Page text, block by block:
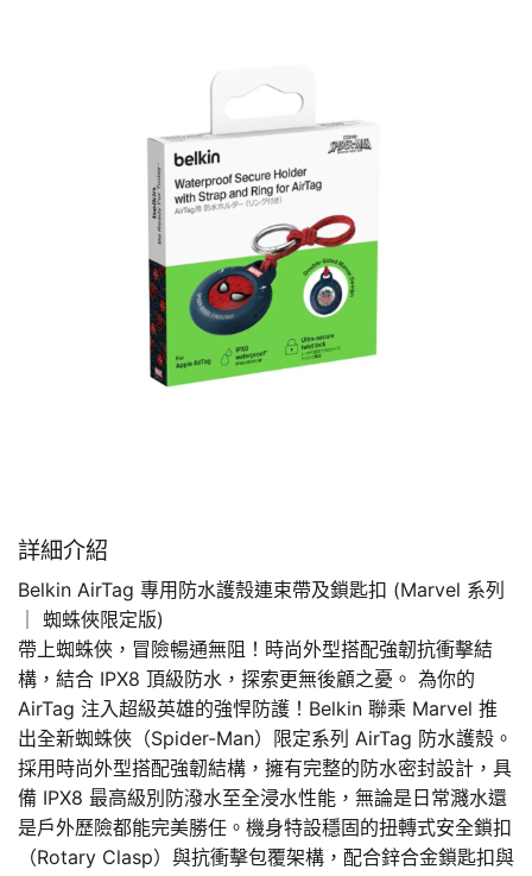
詳細介紹
Belkin AirTag 專用防水護殼連束帶及鎖匙扣 (Marvel 系列
｜ 蜘蛛俠限定版)
帶上蜘蛛俠，冒險暢通無阻！時尚外型搭配強韌抗衝擊結
構，結合 IPX8 頂級防水，探索更無後顧之憂。 為你的
AirTag 注入超級英雄的強悍防護！Belkin 聯乘 Marvel 推
出全新蜘蛛俠（Spider-Man）限定系列 AirTag 防水護殼。
採用時尚外型搭配強韌結構，擁有完整的防水密封設計，具
備 IPX8 最高級別防潑水至全浸水性能，無論是日常濺水還
是戶外歷險都能完美勝任。機身特設穩固的扭轉式安全鎖扣
（Rotary Clasp）與抗衝擊包覆架構，配合鋅合金鎖匙扣與